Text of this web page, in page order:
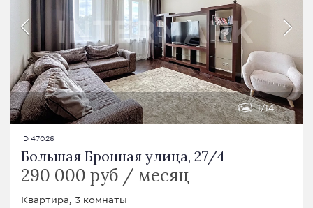
1 14
ID 47026
Большая Бронная улица, 27/4
290 000 руб / месяц
Квартира, 3 комнаты